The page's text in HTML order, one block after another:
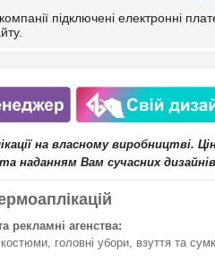
підключені електронні
на власному виробництві.
та наданням Вам сучасних
рекламні агенства:
головні убори, взуття та